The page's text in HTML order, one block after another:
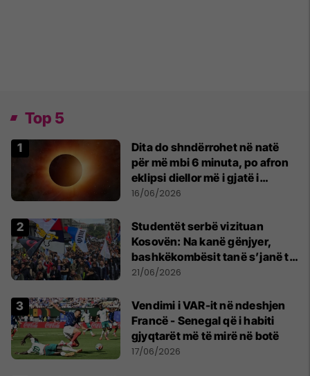
Top 5
Dita do shndërrohet në natë
për më mbi 6 minuta, po afron
eklipsi diellor më i gjatë i
shekullit të 21-të
16/06/2026
Studentët serbë vizituan
Kosovën: Na kanë gënjyer,
bashkëkombësit tanë s’janë të
shtypur
21/06/2026
Vendimi i VAR-it në ndeshjen
Francë - Senegal që i habiti
gjyqtarët më të mirë në botë
17/06/2026